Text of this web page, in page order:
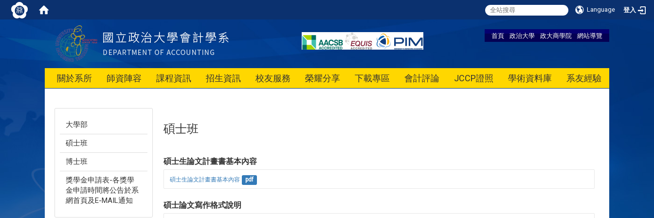
Language 登入
首頁 政治大學 政大商學院 網站導覽
關於系所 師資陣容 課程資訊 招生資訊 校友服務 榮耀分享 下載專區 會計評論 JCCP證照 學術資料庫 系友經驗
大學部
碩士班
博士班
獎學金申請表-各獎學
金申請時間將公告於系
網首頁及E-MAIL通知
碩士班
碩士生論文計畫書基本內容
碩士生論文計畫書基本內容 pdf
碩士論文寫作格式說明